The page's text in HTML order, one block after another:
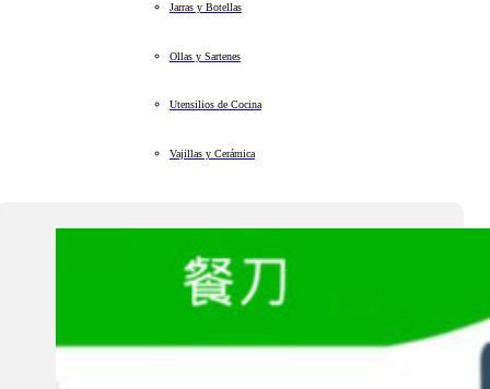
Jarras y Botellas
Ollas y Sartenes
Utensilios de Cocina
Vajillas y Cerámica